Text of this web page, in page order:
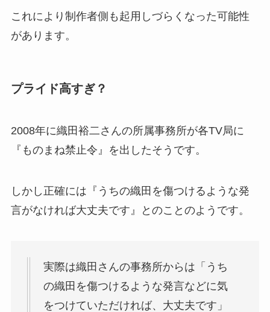
これにより制作者側も起用しづらくなった可能性
があります。
プライド高すぎ？
2008年に織田裕二さんの所属事務所が各TV局に
『ものまね禁止令』を出したそうです。
しかし正確には『うちの織田を傷つけるような発
言がなければ大丈夫です』とのことのようです。
実際は織田さんの事務所からは「うち
の織田を傷つけるような発言などに気
をつけていただければ、大丈夫です」